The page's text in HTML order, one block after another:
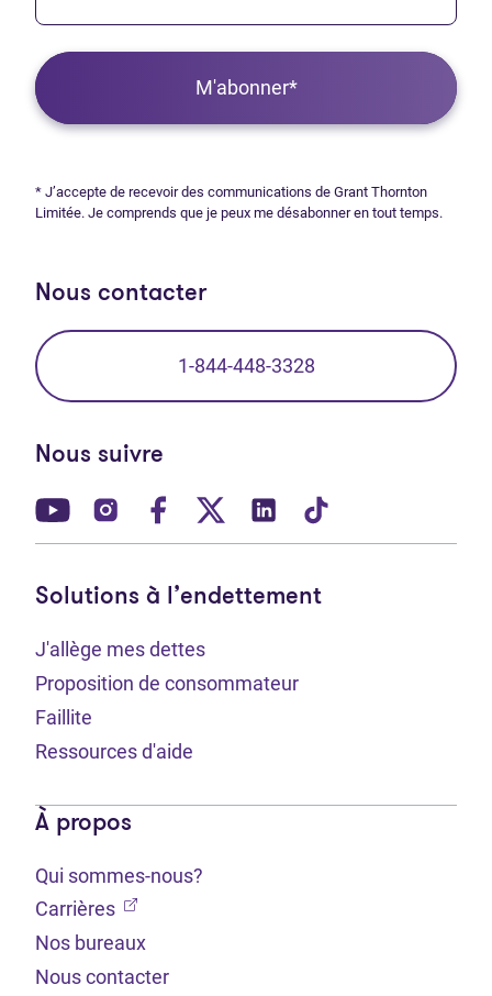
M'abonner*
* J’accepte de recevoir des communications de Grant Thornton
Limitée. Je comprends que je peux me désabonner en tout temps.
Nous contacter
1-844-448-3328
Nous suivre
(Ouvre dans un nouvel onglet)
(Ouvre dans un nouvel onglet)
(Ouvre dans un nouvel onglet)
(Ouvre dans un nouvel
(Ouvre dans un
Solutions à l’endettement
J'allège mes dettes
Proposition de consommateur
Faillite
Ressources d'aide
À propos
Qui sommes-nous?
Carrières (Ouvre dans un nouvel onglet)
Nos bureaux
Nous contacter